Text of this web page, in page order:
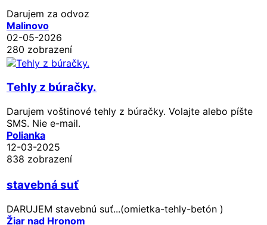
Darujem za odvoz
Malinovo
02-05-2026
280 zobrazení
Tehly z búračky.
Darujem voštinové tehly z búračky. Volajte alebo píšte
SMS. Nie e-mail.
Polianka
12-03-2025
838 zobrazení
stavebná suť
DARUJEM stavebnú suť...(omietka-tehly-betón )
Žiar nad Hronom